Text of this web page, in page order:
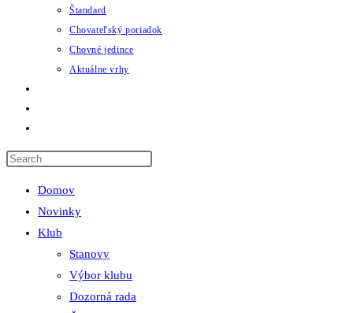
Štandard
Chovateľský poriadok
Chovné jedince
Aktuálne vrhy
Domov
Novinky
Klub
Stanovy
Výbor klubu
Dozorná rada